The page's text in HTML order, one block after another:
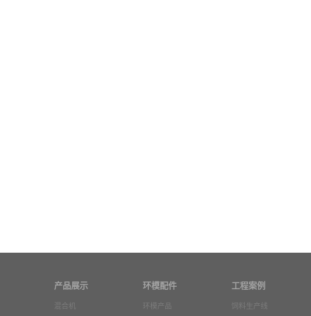
产品展示
混合机
环模配件
环模产品
工程案例
饲料生产线